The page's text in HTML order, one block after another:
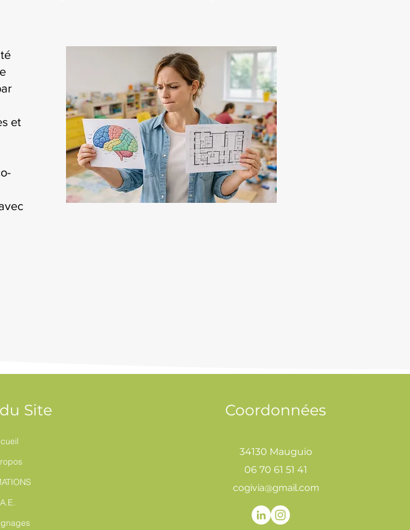
et
Site Coordonnées
34130 Mauguio
06 70 61 51 41
cogivia@gmail.com